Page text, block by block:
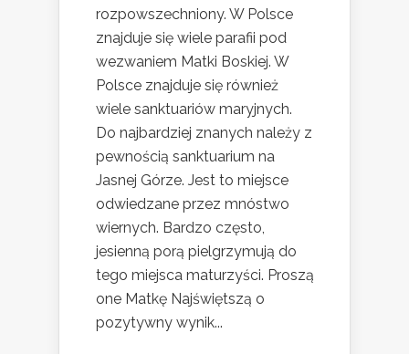
rozpowszechniony. W Polsce
znajduje się wiele parafii pod
wezwaniem Matki Boskiej. W
Polsce znajduje się również
wiele sanktuariów maryjnych.
Do najbardziej znanych należy z
pewnością sanktuarium na
Jasnej Górze. Jest to miejsce
odwiedzane przez mnóstwo
wiernych. Bardzo często,
jesienną porą pielgrzymują do
tego miejsca maturzyści. Proszą
one Matkę Najświętszą o
pozytywny wynik...